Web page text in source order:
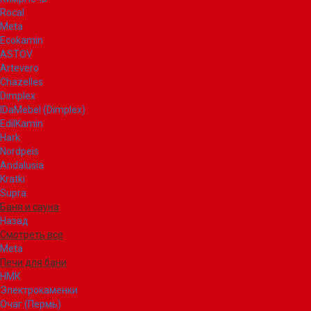
Rocal
Meta
Ecokamin
ASTOV
Artevero
Chazelles
Dimplex
IDaMebel (Dimplex)
EdilKamin
Hark
Nordpeis
Andalusia
Kratki
Supra
Баня и сауна
Назад
Смотреть все
Meta
Печи для бани
НМК
Электрокаменки
Очаг (Пермь)